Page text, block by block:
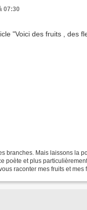
07:30
branches. Mais laissons la
poète et plus
raconter mes fruits et mes